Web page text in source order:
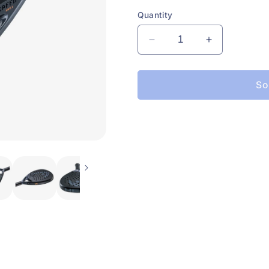
Quantity
Decrease
quantity
for
Pala
Increase
quantity
for
Pala